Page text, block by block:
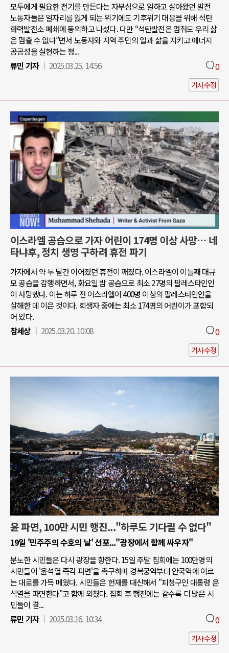
모두에게 필요한 전기를 만든다는 자부심으로 일하고 살아왔던 발전
노동자들은 일자리를 잃게 되는 위기에도 기후위기 대응을 위해 석탄
화력발전소 폐쇄에 동의하고 나섰다. 다만 “석탄발전은 멈춰도 우리 삶
은 멈출 수 없다”면서 노동자와 지역 주민의 일과 삶을 지키고 에너지
공공성을 실현하는 정...
류민 기자
2025.03.25. 14:56 0
기사수정
이스라엘 공습으로 가자 어린이 174명 이상 사망… 네
타냐후, 정치 생명 구하려 휴전 파기
가자에서 약 두 달간 이어졌던 휴전이 깨졌다. 이스라엘이 이틀째 대규
모 공습을 감행하면서, 화요일 밤 공습으로 최소 27명의 팔레스타인인
이 사망했다. 이는 하루 전 이스라엘이 400명 이상의 팔레스타인인을
살해한 데 이은 것이다. 희생자 중에는 최소 174명의 어린이가 포함되
어 있다.
참세상
2025.03.20. 10:08 0
기사수정
윤 파면, 100만 시민 행진..."하루도 기다릴 수 없다"
19일 '민주주의 수호의 날' 선포..."광장에서 함께 싸우자"
분노한 시민들은 다시 광장을 향한다. 15일 주말 집회에는 100만명의
시민들이 '윤석열 즉각 파면'을 촉구하며 경복궁역부터 안국역에 이르
는 대로를 가득 메웠다. 시민들은 헌재를 대신해서 "피청구인 대통령 윤
석열을 파면한다"고 함께 외쳤다. 집회 후 행진에는 갈수록 더 많은 시
민들이 결...
류민 기자
2025.03.16. 10:34 0
기사수정